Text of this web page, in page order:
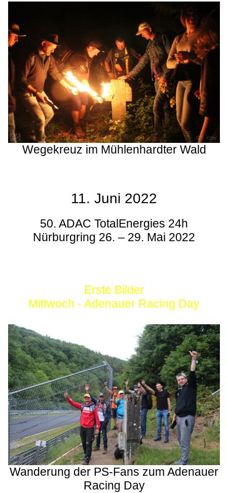
Wegekreuz im Mühlenhardter Wald
11. Juni 2022
50. ADAC TotalEnergies 24h
Nürburgring 26. – 29. Mai 2022
Erste Bilder
Mittwoch - Adenauer Racing Day
Wanderung der PS-Fans zum Adenauer
Racing Day